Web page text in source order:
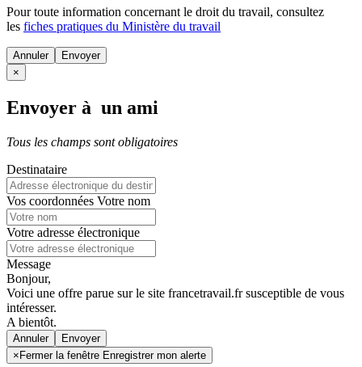
Pour toute information concernant le droit du travail, consultez
les fiches pratiques du Ministère du travail
Annuler
×
Envoyer à un ami
Tous les champs sont obligatoires
Destinataire
Vos coordonnées Votre nom
Votre adresse électronique
Message
Bonjour,
Voici une offre parue sur le site francetravail.fr susceptible de vous
intéresser.
A bientôt.
Annuler
× Fermer la fenêtre Enregistrer mon alerte